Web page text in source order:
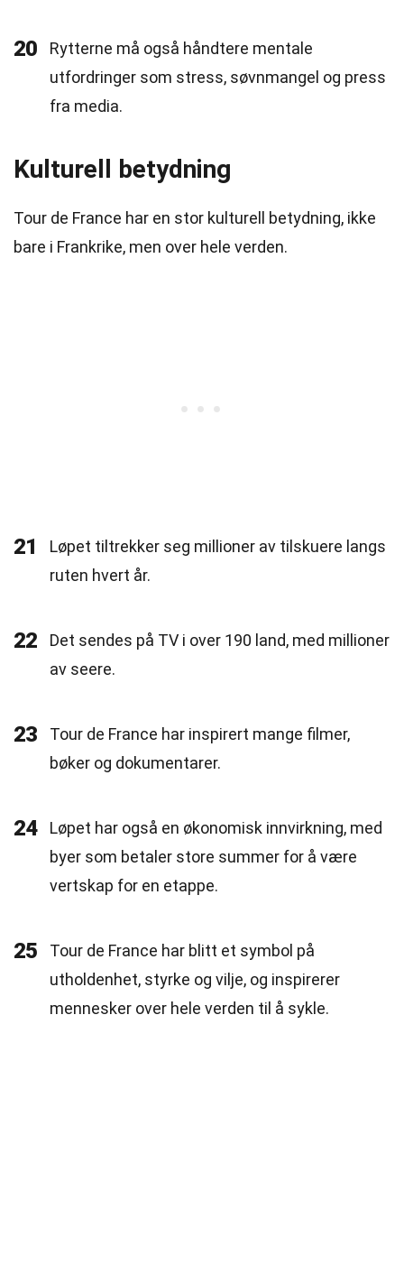
20
Rytterne må også håndtere mentale
utfordringer som stress, søvnmangel og press
fra media.
Kulturell betydning
Tour de France har en stor kulturell betydning, ikke
bare i Frankrike, men over hele verden.
21
Løpet tiltrekker seg millioner av tilskuere langs
ruten hvert år.
22
Det sendes på TV i over 190 land, med millioner
av seere.
23
Tour de France har inspirert mange filmer,
bøker og dokumentarer.
24
Løpet har også en økonomisk innvirkning, med
byer som betaler store summer for å være
vertskap for en etappe.
25
Tour de France har blitt et symbol på
utholdenhet, styrke og vilje, og inspirerer
mennesker over hele verden til å sykle.